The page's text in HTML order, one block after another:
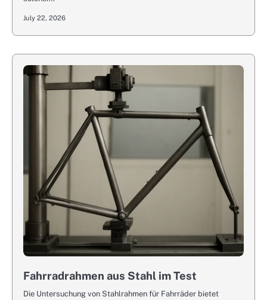
July 22, 2026
Fahrradrahmen aus Stahl im Test
Die Untersuchung von Stahlrahmen für Fahrräder bietet